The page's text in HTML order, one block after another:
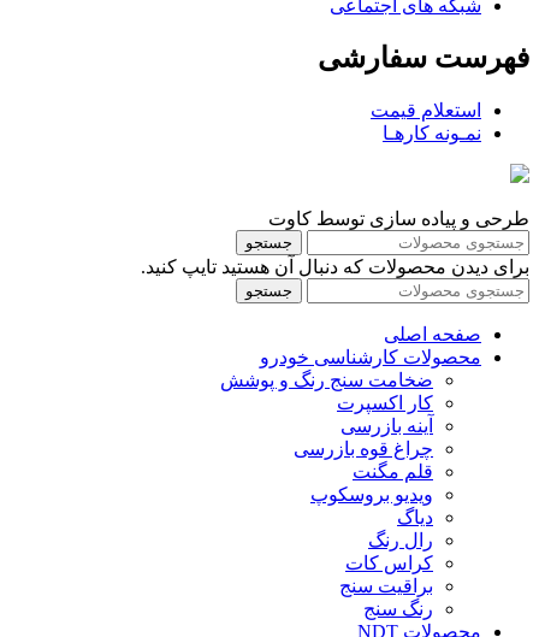
شبکه های اجتماعی
فهرست سفارشی
استعلام قیمت
نمـونه کارهـا
طرحی و پیاده سازی توسط کاوت
جستجو
برای دیدن محصولات که دنبال آن هستید تایپ کنید.
جستجو
صفحه اصلی
محصولات کارشناسی خودرو
ضخامت سنج رنگ و پوشش
کار اکسپرت
آینه بازرسی
چراغ قوه بازرسی
قلم مگنت
ویدیو بروسکوپ
دیاگ
رال رنگ
کراس کات
براقیت سنج
رنگ سنج
محصولات NDT